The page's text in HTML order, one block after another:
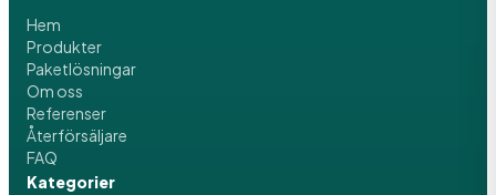
Hem
Produkter
Paketlösningar
Om oss
Referenser
Återförsäljare
FAQ
Kategorier